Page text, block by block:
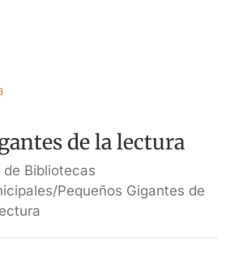
de la lectura
de Bibliotecas
Pequeños Gigantes de